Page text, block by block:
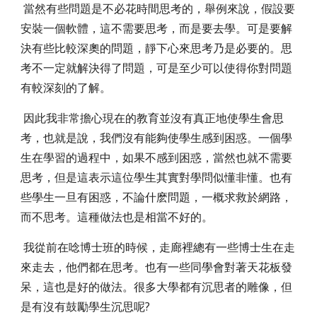
當然有些問題是不必花時間思考的，舉例來說，假設要
安裝一個軟體，這不需要思考，而是要去學。可是要解
決有些比較深奧的問題，靜下心來思考乃是必要的。思
考不一定就解決得了問題，可是至少可以使得你對問題
有較深刻的了解。
因此我非常擔心現在的教育並沒有真正地使學生會思
考，也就是說，我們沒有能夠使學生感到困惑。一個學
生在學習的過程中，如果不感到困惑，當然也就不需要
思考，但是這表示這位學生其實對學問似懂非懂。也有
些學生一旦有困惑，不論什麽問題，一概求救於網路，
而不思考。這種做法也是相當不好的。
我從前在唸博士班的時候，走廊裡總有一些博士生在走
來走去，他們都在思考。也有一些同學會對著天花板發
呆，這也是好的做法。很多大學都有沉思者的雕像，但
是有沒有鼓勵學生沉思呢?